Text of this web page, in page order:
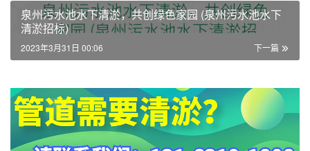
泉州污水池水下清淤，共创绿色家园 (泉州污水池水下
清淤招标)
下一篇
2023年3月31日 00:06